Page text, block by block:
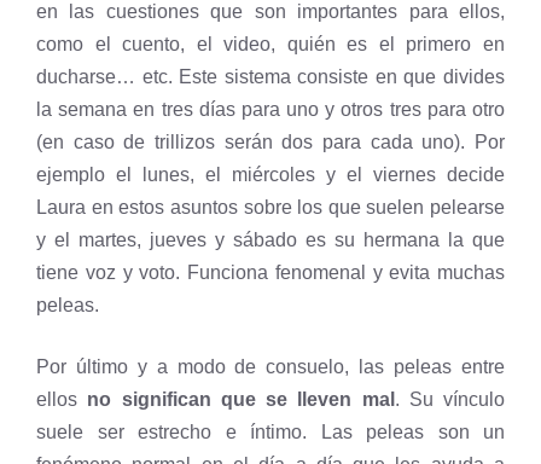
en las cuestiones que son importantes para ellos,
como el cuento, el video, quién es el primero en
ducharse… etc. Este sistema consiste en que divides
la semana en tres días para uno y otros tres para otro
(en caso de trillizos serán dos para cada uno). Por
ejemplo el lunes, el miércoles y el viernes decide
Laura en estos asuntos sobre los que suelen pelearse
y el martes, jueves y sábado es su hermana la que
tiene voz y voto. Funciona fenomenal y evita muchas
peleas.
Por último y a modo de consuelo, las peleas entre
ellos no significan que se lleven mal . Su vínculo
suele ser estrecho e íntimo. Las peleas son un